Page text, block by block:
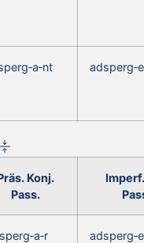
Konj.
Pass.